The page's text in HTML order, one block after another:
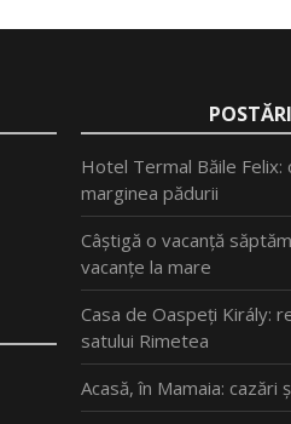
Hotel Termal Băile
marginea pădurii
Câștigă o vacanță
vacanțe la mare
Casa de Oaspeți Király:
satului Rimetea
Acasă, în Mamaia: cazări